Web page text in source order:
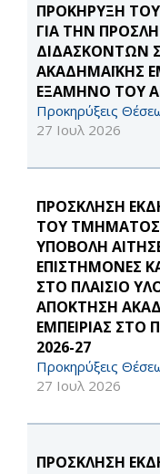
ΠΡΟΚΗΡΥΞΗ
ΓΙΑ ΤΗΝ
ΔΙΔΑΣΚΟΝΤΩΝ
ΑΚΑΔΗΜΑΪΚΗΣ
ΕΞΑΜΗΝΟ ΤΟΥ
Προκηρύξεις
27 Ιουλ 2026
ΠΡΟΣΚΛΗΣΗ
ΤΟΥ ΤΜΗΜΑΤΟΣ
ΥΠΟΒΟΛΗ
ΕΠΙΣΤΗΜΟΝΕΣ
ΣΤΟ ΠΛΑΙΣΙΟ
ΑΠΟΚΤΗΣΗ
ΕΜΠΕΙΡΙΑΣ ΣΤΟ
2026-27
Προκηρύξεις
27 Ιουλ 2026
ΠΡΟΣΚΛΗΣΗ